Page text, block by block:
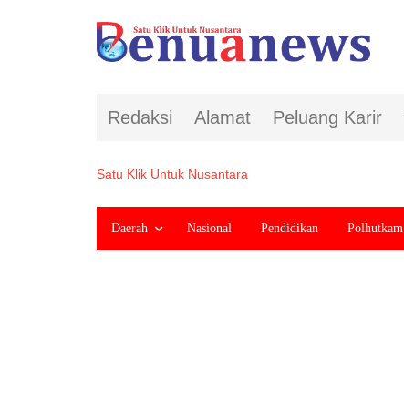
Redaksi Alamat Peluang Karir
Satu Klik Untuk Nusantara
Daerah Nasional Pendidikan Polhutkam